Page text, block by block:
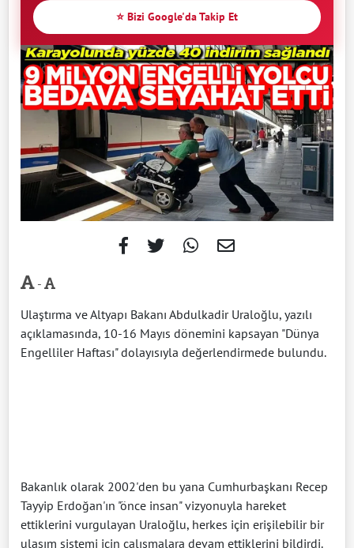
⭐ Bizi Google'da Takip Et
-
Ulaştırma ve Altyapı Bakanı Abdulkadir Uraloğlu, yazılı
açıklamasında, 10-16 Mayıs dönemini kapsayan "Dünya
Engelliler Haftası" dolayısıyla değerlendirmede bulundu.
Bakanlık olarak 2002'den bu yana Cumhurbaşkanı Recep
Tayyip Erdoğan'ın "önce insan" vizyonuyla hareket
ettiklerini vurgulayan Uraloğlu, herkes için erişilebilir bir
ulaşım sistemi için çalışmalara devam ettiklerini bildirdi.